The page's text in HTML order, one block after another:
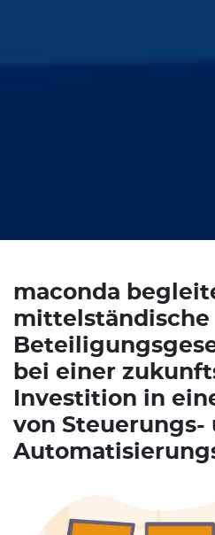
maconda
mittelständische
bei einer
Investition in
von Steuerungs-